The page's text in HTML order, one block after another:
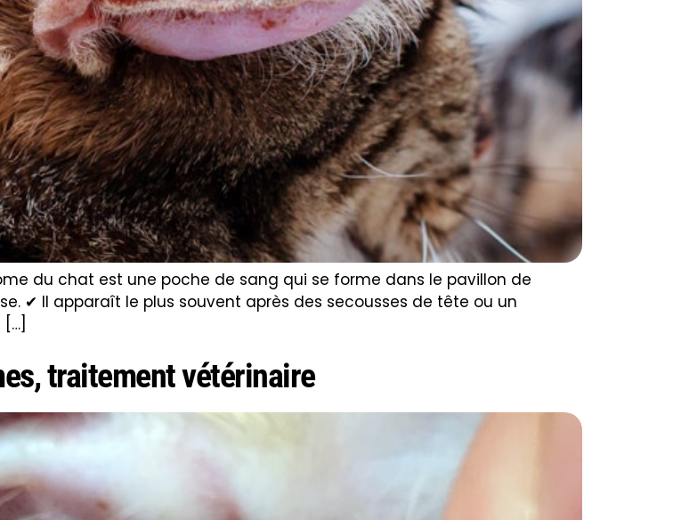
du chat est une poche de sang qui se forme dans le pavillon de
✔ Il apparaît le plus souvent après des secousses de tête ou un
traitement vétérinaire